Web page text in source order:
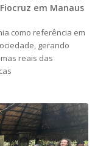
em Manaus
como referência em
gerando
reais das